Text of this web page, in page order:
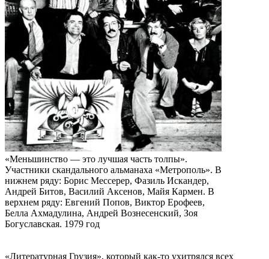
«Меньшинство — это лучшая часть толпы».
Участники скандального альманаха «Метрополь». В
нижнем ряду: Борис Мессерер, Фазиль Искандер,
Андрей Битов, Василий Аксенов, Майя Кармен. В
верхнем ряду: Евгений Попов, Виктор Ерофеев,
Белла Ахмадулина, Андрей Вознесенский, Зоя
Богуславская. 1979 год
«Литературная Грузия», который как-то ухитрялся всех